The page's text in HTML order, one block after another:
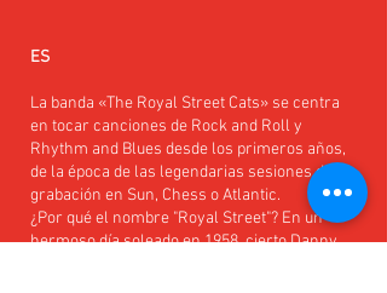
ES
La banda «The Royal Street Cats» se centra
en tocar canciones de Rock and Roll y
Rhythm and Blues desde los primeros años,
de la época de las legendarias sesiones de
grabación en Sun, Chess o Atlantic.
¿Por qué el nombre "Royal Street"? En un
hermoso día soleado en 1958, cierto Danny